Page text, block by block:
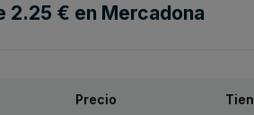
2.25 € en Mercadona
Precio